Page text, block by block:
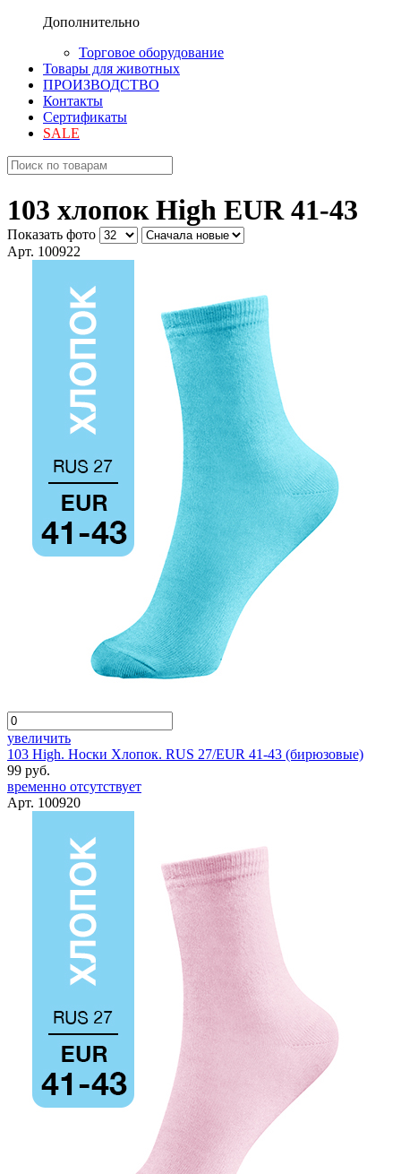
Дополнительно
Торговое оборудование
Товары для животных
ПРОИЗВОДСТВО
Контакты
Сертификаты
SALE
103 хлопок High EUR 41-43
Показать фото
Арт. 100922
увеличить
103 High. Носки Хлопок. RUS 27/EUR 41-43 (бирюзовые)
99 руб.
временно отсутствует
Арт. 100920